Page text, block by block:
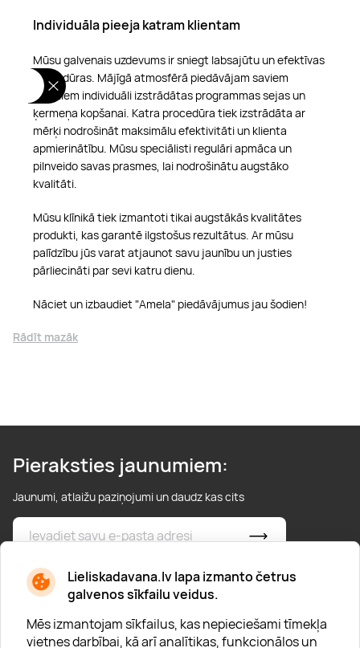
Lieliskadavana.lv lapa izmanto četrus
galvenos sīkfailu veidus.
Mēs izmantojam sīkfailus, kas nepieciešami tīmekļa
vietnes darbībai, kā arī analītikas, funkcionālos un
Individuāla pieeja katram klientam
Mūsu galvenais uzdevums ir sniegt labsajūtu un efektīvas
procedūras. Mājīgā atmosfērā piedāvājam saviem
klientiem individuāli izstrādātas programmas sejas un
ķermeņa kopšanai. Katra procedūra tiek izstrādāta ar
mērķi nodrošināt maksimālu efektivitāti un klienta
apmierinātību. Mūsu speciālisti regulāri apmāca un
pilnveido savas prasmes, lai nodrošinātu augstāko
kvalitāti.
Mūsu klīnikā tiek izmantoti tikai augstākās kvalitātes
produkti, kas garantē ilgstošus rezultātus. Ar mūsu
palīdzību jūs varat atjaunot savu jaunību un justies
pārliecināti par sevi katru dienu.
Nāciet un izbaudiet "Amela" piedāvājumus jau šodien!
Rādīt mazāk
Pieraksties jaunumiem:
Jaunumi, atlaižu paziņojumi un daudz kas cits
* Esmu iepazinies/usies ar privātuma politiku